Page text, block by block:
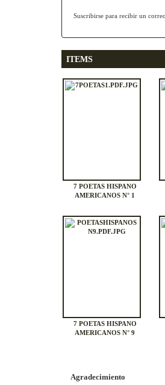
Suscribirse para recibir un
ITEMS
7 POETAS HISPANO
AMERICANOS N° 1
7 POETAS HISPANO
AMERICANOS N° 9
Agradecimiento